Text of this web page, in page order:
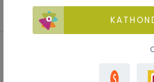
Leerplan